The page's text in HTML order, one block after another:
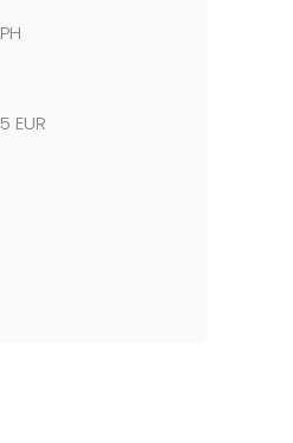
získať
normálne príliš
efekt,
upokojenie.
EUR